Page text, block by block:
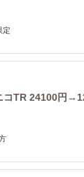
定
コTR 24100円